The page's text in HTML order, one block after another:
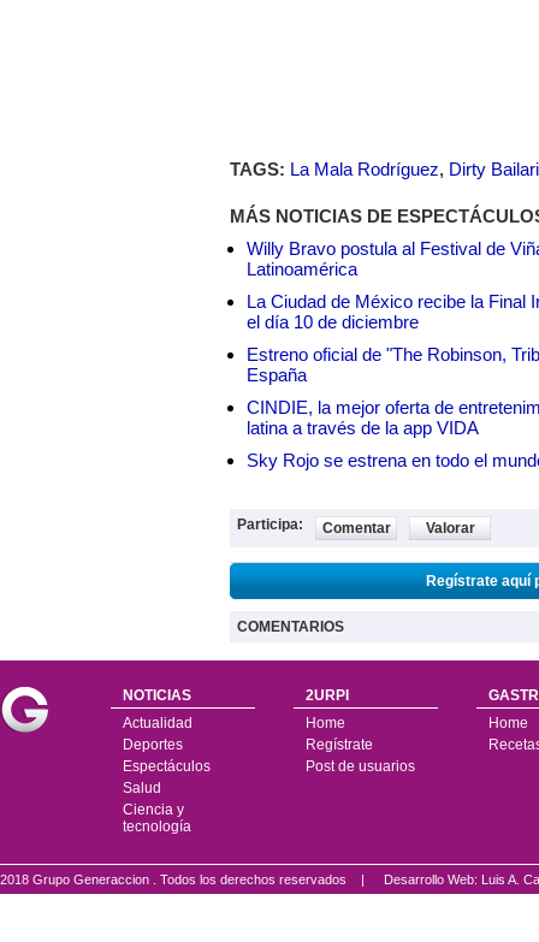
TAGS: La Mala Rodríguez, Dirty
MÁS NOTICIAS DE
Willy Bravo postula al Festival de
Latinoamérica
La Ciudad de México recibe la Final
el día 10 de diciembre
Estreno oficial de "The Robinson,
España
CINDIE, la mejor oferta de
latina a través de la app VIDA
Sky Rojo se estrena en todo el
Participa: Comentar Valorar
Regístrate aquí
COMENTARIOS
NOTICIAS
Actualidad
Deportes
Espectáculos
Salud
Ciencia y
tecnología
2URPI
Home
Regístrate
Post de usuarios
Home
2018 Grupo Generaccion . Todos los derechos reservados | Desarrollo Web: Luis